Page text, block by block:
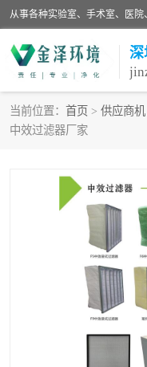
深
当前位置： 首页 > 供应商机
中效过滤器厂家
耗材
净化设备
手术室净化
医药车间净化
生物实验室